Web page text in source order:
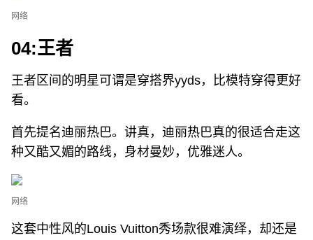
网络
04:王者
王者区间的明星可谓是穿搭界yyds，比模特穿得更好
看。
首先提名迪丽热巴。讲真，迪丽热巴真的很适合走这
种又酷又媚的路线，身材曼妙，优雅迷人。
网络
这套中性风的Louis Vuitton秀场款很难演绎，却还是